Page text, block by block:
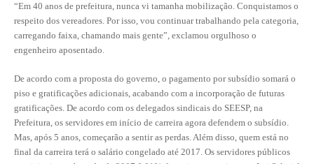
BENEFÍCIOS
APOSENTADORIA
CONVÊNIOS
PLANO DE SAÚDE
SEESPPREV
“Em 40 anos de prefeitura, nunca vi tamanha mobilização. Conquistamos o
respeito dos vereadores. Por isso, vou continuar trabalhando pela categoria,
carregando faixa, chamando mais gente”, exclamou orgulhoso o
engenheiro aposentado.
De acordo com a proposta do governo, o pagamento por subsídio somará o
piso e gratificações adicionais, acabando com a incorporação de futuras
gratificações. De acordo com os delegados sindicais do SEESP, na
Prefeitura, os servidores em início de carreira agora defendem o subsídio.
Mas, após 5 anos, começarão a sentir as perdas. Além disso, quem está no
final da carreira terá o salário congelado até 2017. Os servidores públicos